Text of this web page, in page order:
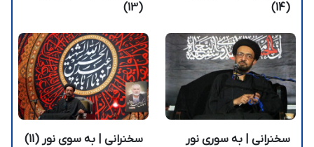
(14)
(13)
سخنرانی | به سوری نور
سخنرانی | به سوی نور (11)